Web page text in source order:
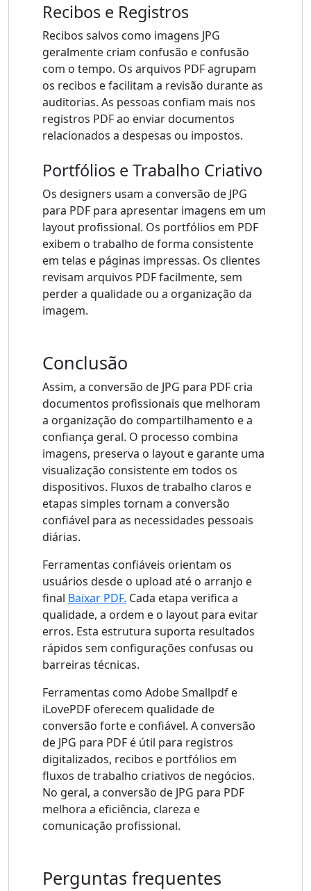
Recibos e Registros
Recibos salvos como imagens JPG
geralmente criam confusão e confusão
com o tempo. Os arquivos PDF agrupam
os recibos e facilitam a revisão durante as
auditorias. As pessoas confiam mais nos
registros PDF ao enviar documentos
relacionados a despesas ou impostos.
Portfólios e Trabalho Criativo
Os designers usam a conversão de JPG
para PDF para apresentar imagens em um
layout profissional. Os portfólios em PDF
exibem o trabalho de forma consistente
em telas e páginas impressas. Os clientes
revisam arquivos PDF facilmente, sem
perder a qualidade ou a organização da
imagem.
Conclusão
Assim, a conversão de JPG para PDF cria
documentos profissionais que melhoram
a organização do compartilhamento e a
confiança geral. O processo combina
imagens, preserva o layout e garante uma
visualização consistente em todos os
dispositivos. Fluxos de trabalho claros e
etapas simples tornam a conversão
confiável para as necessidades pessoais
diárias.
Ferramentas confiáveis ​​orientam os
usuários desde o upload até o arranjo e
final Baixar PDF. Cada etapa verifica a
qualidade, a ordem e o layout para evitar
erros. Esta estrutura suporta resultados
rápidos sem configurações confusas ou
barreiras técnicas.
Ferramentas como Adobe Smallpdf e
iLovePDF oferecem qualidade de
conversão forte e confiável. A conversão
de JPG para PDF é útil para registros
digitalizados, recibos e portfólios em
fluxos de trabalho criativos de negócios.
No geral, a conversão de JPG para PDF
melhora a eficiência, clareza e
comunicação profissional.
Perguntas frequentes